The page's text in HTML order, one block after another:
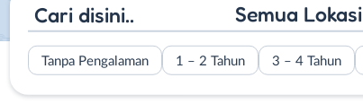
Semua Lokasi
Tanpa Pengalaman 1 – 2 Tahun 3 – 4 Tahun